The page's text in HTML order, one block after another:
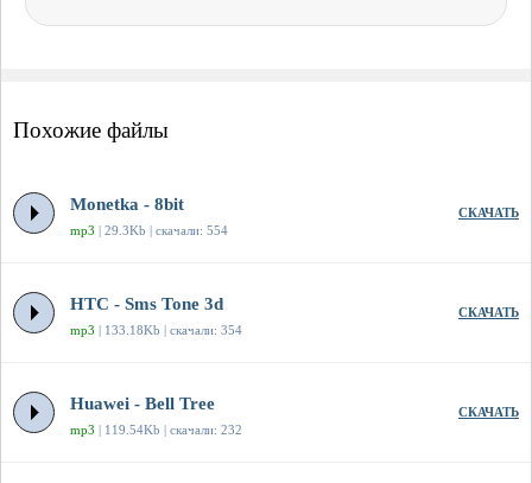
Похожие файлы
Monetka - 8bit
mp3 | 29.3Kb | скачали: 554
СКАЧАТЬ
HTC - Sms Tone 3d
mp3 | 133.18Kb | скачали: 354
СКАЧАТЬ
Huawei - Bell Tree
mp3 | 119.54Kb | скачали: 232
СКАЧАТЬ